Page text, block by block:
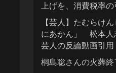
上げを、消費税率の
【芸人】たむらけ
にあかん」 松本人
芸人の反論動画引用
桐島聡さんの火葬終